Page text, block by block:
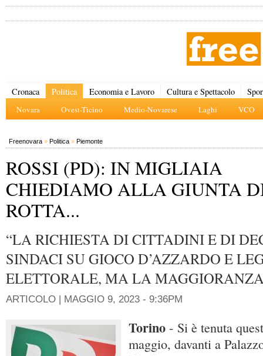
Cronaca Politica
Novara Ovest-Ticino Medio-Novarese Laghi VCO
Economia e Lavoro Cultura e Spettacolo
Freenovara » Politica » Piemonte
ROSSI (PD): IN MIGLIAIA
CHIEDIAMO ALLA GIUNTA
ROTTA...
“LA RICHIESTA DI CITTADINI E DI
SINDACI SU GIOCO D’AZZARDO E
ELETTORALE, MA LA
ARTICOLO | MAGGIO 9, 2023 - 9:36PM
Torino - Si è tenuta
maggio, davanti a